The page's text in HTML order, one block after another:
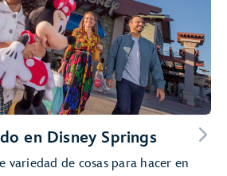
en Disney Springs
variedad de cosas para hacer en